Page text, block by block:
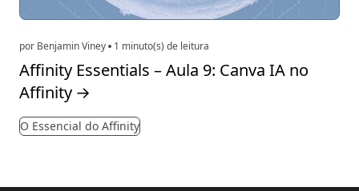
por Benjamin Viney 1 minuto(s) de leitura
Affinity Essentials – Aula 9: Canva IA no
Affinity →
O Essencial do Affinity